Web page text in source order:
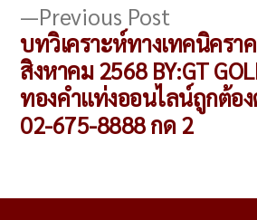
Previous Post
post:
บทวิเคราะห์ทางเทคนิครา
สิงหาคม 2568 BY:GT
ทองคำแท่งออนไลน์ถูกต้อ
02-675-8888 กด 2